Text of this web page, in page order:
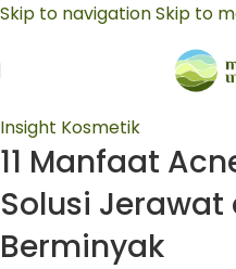
Skip to navigationSkip to
Insight Kosmetik
11 Manfaat
Solusi Jerawat
Berminyak